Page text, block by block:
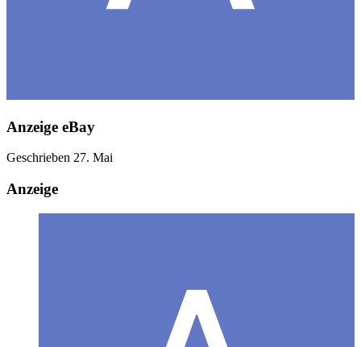
Anzeige eBay
Geschrieben 27. Mai
Anzeige